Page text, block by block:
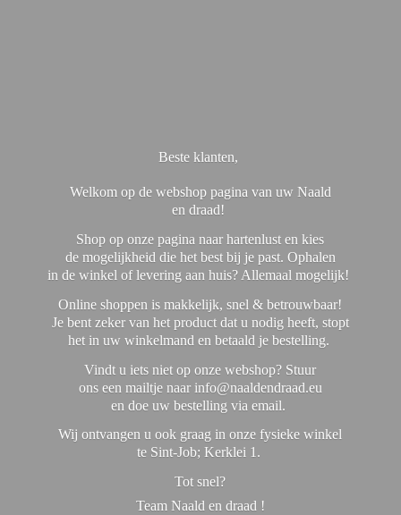
Beste klanten,
Welkom op de webshop pagina van uw Naald
en draad!
Shop op onze pagina naar hartenlust en kies
de mogelijkheid die het best bij je past. Ophalen
in de winkel of levering aan huis? Allemaal mogelijk!
Online shoppen is makkelijk, snel & betrouwbaar!
Je bent zeker van het product dat u nodig heeft, stopt
het in uw winkelmand en betaald je bestelling.
Vindt u iets niet op onze webshop? Stuur
ons een mailtje naar info@naaldendraad.eu
en doe uw bestelling via email.
Wij ontvangen u ook graag in onze fysieke winkel
te Sint-Job; Kerklei 1.
Tot snel?
Team Naald en draad !